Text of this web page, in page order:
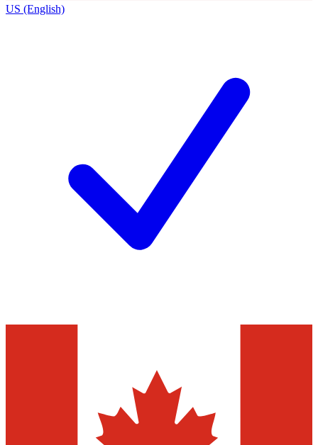
US (English)